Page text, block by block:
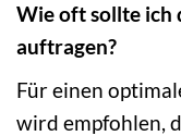
Wie oft sollte ich
auftragen?
Für einen
wird empfohlen,